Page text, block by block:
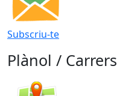
Subscriu-te
Plànol / Carrers